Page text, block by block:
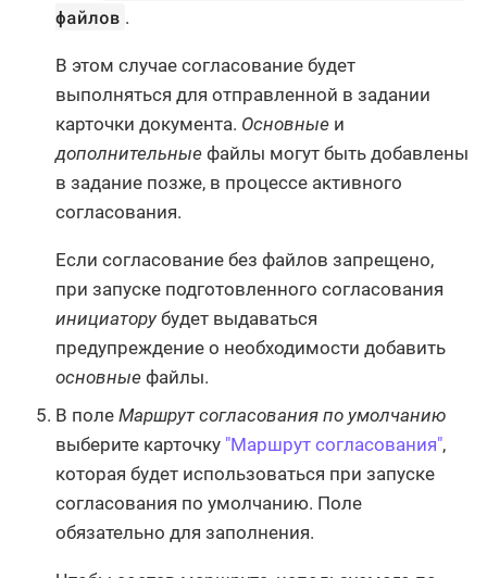
файлов .
В этом случае согласование будет
выполняться для отправленной в задании
карточки документа. Основные и
дополнительные файлы могут быть добавлены
в задание позже, в процессе активного
согласования.
Если согласование без файлов запрещено,
при запуске подготовленного согласования
инициатору будет выдаваться
предупреждение о необходимости добавить
основные файлы.
В поле Маршрут согласования по умолчанию
выберите карточку "Маршрут согласования",
которая будет использоваться при запуске
согласования по умолчанию. Поле
обязательно для заполнения.